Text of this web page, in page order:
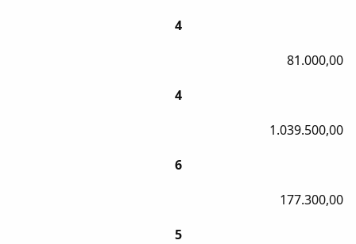
4
81.000,00
4
1.039.500,00
6
177.300,00
5